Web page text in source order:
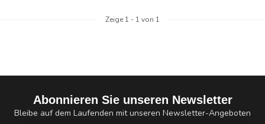
Zeige 1 - 1 von 1
Abonnieren Sie unseren Newsletter
Bleibe auf dem Laufenden mit unseren Newsletter-Angeboten